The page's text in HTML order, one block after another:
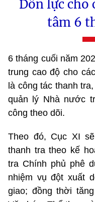
Dồn lực cho
tâm 6
6 tháng cuối năm
trung cao độ cho
là công tác thanh
quản lý Nhà nước
công theo dõi.
Theo đó, Cục XI
thanh tra theo kế
tra Chính phủ phê
nhiệm vụ đột xuất
giao; đồng thời